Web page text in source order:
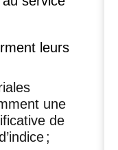
leurs
une
de
;